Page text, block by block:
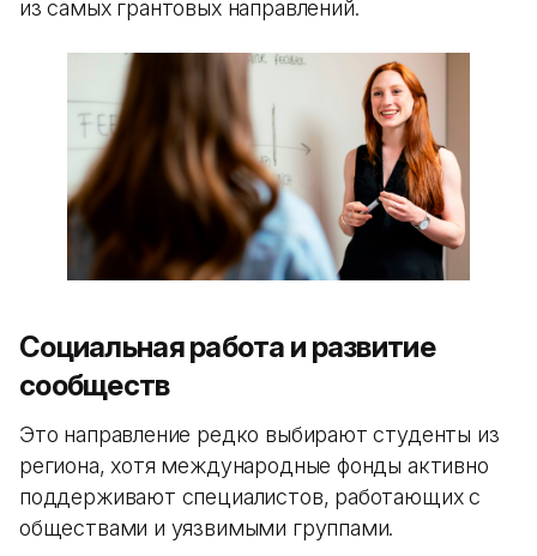
из самых грантовых направлений.
Социальная работа и развитие
сообществ
Это направление редко выбирают студенты из
региона, хотя международные фонды активно
поддерживают специалистов, работающих с
обществами и уязвимыми группами.